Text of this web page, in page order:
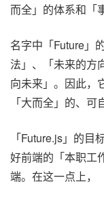
而全」的体系和「
名字中「Future」
法」、「未来的方
向未来」。因此，
「大而全」的、可
「Future.js」的
好前端的「本职
端。在这一点上，